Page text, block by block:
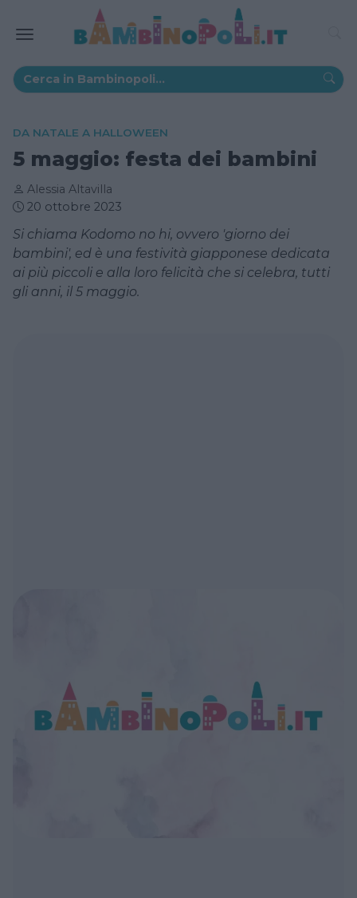
DA NATALE A HALLOWEEN
5 maggio: festa dei bambini
Alessia Altavilla
20 ottobre 2023
Si chiama Kodomo no hi, ovvero 'giorno dei
bambini', ed è una festività giapponese dedicata
ai più piccoli e alla loro felicità che si celebra, tutti
gli anni, il 5 maggio.